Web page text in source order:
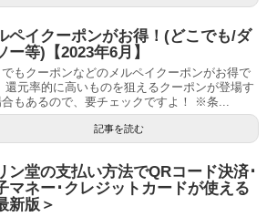
ペイクーポンがお得！(どこでも/ダ
ー等)【2023年6月】
でもクーポンなどのメルペイクーポンがお得で
還元率的に高いものを狙えるクーポンが登場す
合もあるので、要チェックですよ！ ※条...
記事を読む
ン堂の支払い方法でQRコード決済･
マネー･クレジットカードが使える
新版＞